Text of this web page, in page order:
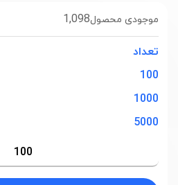
1,098موجودی محصول
تعداد
100
1000
5000